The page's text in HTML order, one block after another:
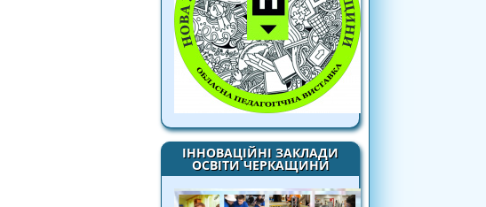
ІННОВАЦІЙНІ ЗАКЛАДИ
ОСВІТИ ЧЕРКАЩИНИ